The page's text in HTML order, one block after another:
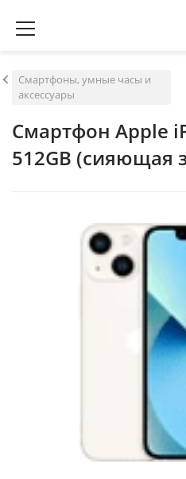
Смартфоны, умные часы и
аксессуары
Смартфон Apple
512GB (сияющая